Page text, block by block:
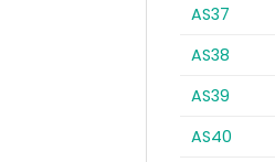
AS37
AS38
AS39
AS40